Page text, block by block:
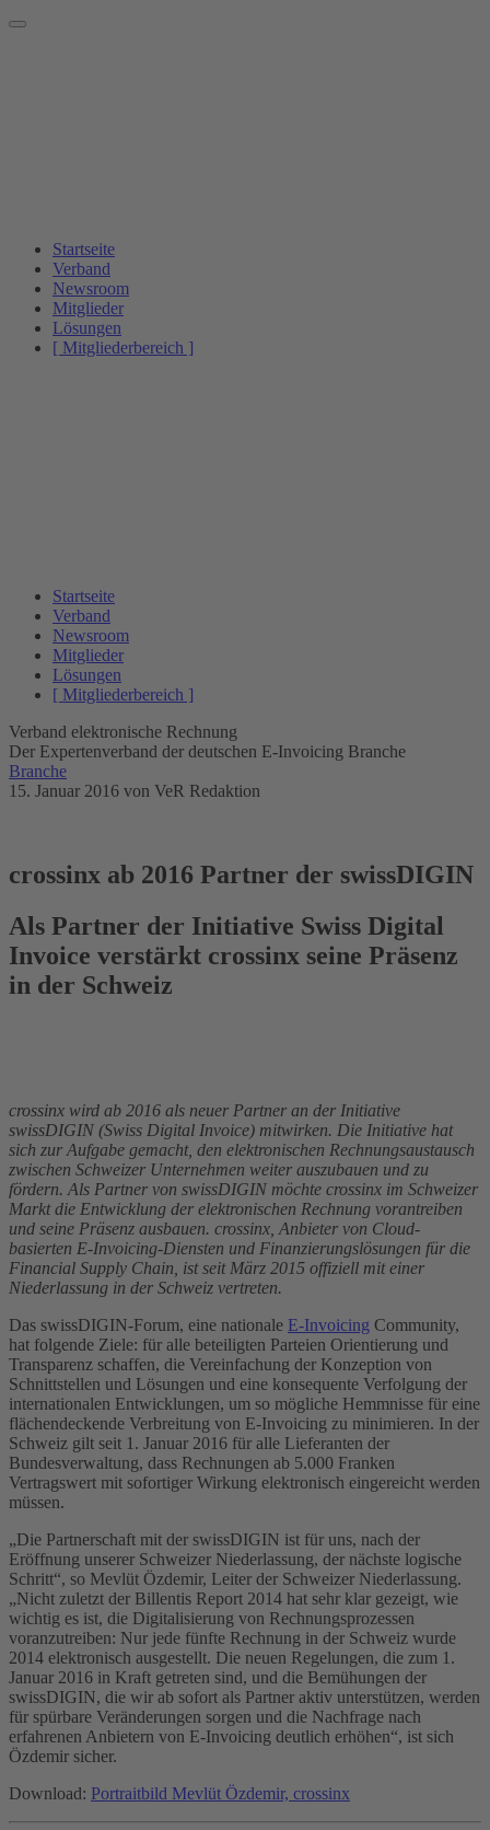
Startseite
Verband
Newsroom
Mitglieder
Lösungen
[ Mitgliederbereich ]
Startseite
Verband
Newsroom
Mitglieder
Lösungen
[ Mitgliederbereich ]
Verband elektronische Rechnung
Der Expertenverband der deutschen E-Invoicing Branche
Branche
15. Januar 2016 von VeR Redaktion
crossinx ab 2016 Partner der swissDIGIN
Als Partner der Initiative Swiss Digital
Invoice verstärkt crossinx seine Präsenz
in der Schweiz
crossinx wird ab 2016 als neuer Partner an der Initiative
swissDIGIN (Swiss Digital Invoice) mitwirken. Die Initiative hat
sich zur Aufgabe gemacht, den elektronischen Rechnungsaustausch
zwischen Schweizer Unternehmen weiter auszubauen und zu
fördern. Als Partner von swissDIGIN möchte crossinx im Schweizer
Markt die Entwicklung der elektronischen Rechnung vorantreiben
und seine Präsenz ausbauen. crossinx, Anbieter von Cloud-
basierten E-Invoicing-Diensten und Finanzierungslösungen für die
Financial Supply Chain, ist seit März 2015 offiziell mit einer
Niederlassung in der Schweiz vertreten.
Das swissDIGIN-Forum, eine nationale E-Invoicing Community,
hat folgende Ziele: für alle beteiligten Parteien Orientierung und
Transparenz schaffen, die Vereinfachung der Konzeption von
Schnittstellen und Lösungen und eine konsequente Verfolgung der
internationalen Entwicklungen, um so mögliche Hemmnisse für eine
flächendeckende Verbreitung von E-Invoicing zu minimieren. In der
Schweiz gilt seit 1. Januar 2016 für alle Lieferanten der
Bundesverwaltung, dass Rechnungen ab 5.000 Franken
Vertragswert mit sofortiger Wirkung elektronisch eingereicht werden
müssen.
„Die Partnerschaft mit der swissDIGIN ist für uns, nach der
Eröffnung unserer Schweizer Niederlassung, der nächste logische
Schritt“, so Mevlüt Özdemir, Leiter der Schweizer Niederlassung.
„Nicht zuletzt der Billentis Report 2014 hat sehr klar gezeigt, wie
wichtig es ist, die Digitalisierung von Rechnungsprozessen
voranzutreiben: Nur jede fünfte Rechnung in der Schweiz wurde
2014 elektronisch ausgestellt. Die neuen Regelungen, die zum 1.
Januar 2016 in Kraft getreten sind, und die Bemühungen der
swissDIGIN, die wir ab sofort als Partner aktiv unterstützen, werden
für spürbare Veränderungen sorgen und die Nachfrage nach
erfahrenen Anbietern von E-Invoicing deutlich erhöhen“, ist sich
Özdemir sicher.
Download: Portraitbild Mevlüt Özdemir, crossinx